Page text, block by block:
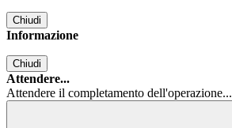
Chiudi
Informazione
Chiudi
Attendere...
Attendere il completamento dell'operazione...